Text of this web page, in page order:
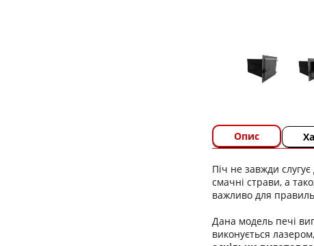
Опис
Піч не завжди
смачні страви, а
важливо для
Дана модель печі
виконується